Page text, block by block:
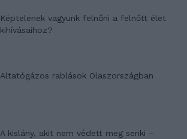
Képtelenek vagyunk felnőni a felnőtt élet
kihívásaihoz?
Altatógázos rablások Olaszországban
A kislány, akit nem védett meg senki –